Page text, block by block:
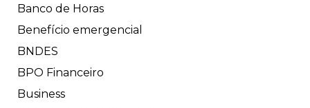
Banco de Horas
Benefício emergencial
BNDES
BPO Financeiro
Business